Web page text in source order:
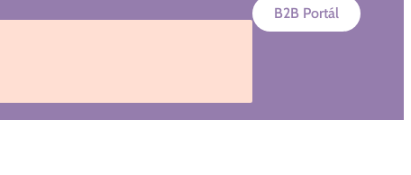
B2B Portál